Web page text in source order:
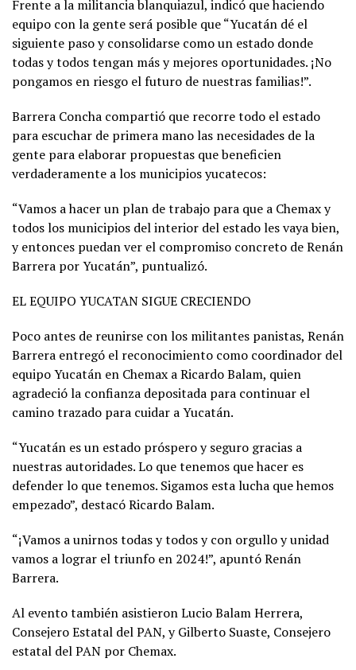
Frente a la militancia blanquiazul, indicó que haciendo
equipo con la gente será posible que “Yucatán dé el
siguiente paso y consolidarse como un estado donde
todas y todos tengan más y mejores oportunidades. ¡No
pongamos en riesgo el futuro de nuestras familias!”.
Barrera Concha compartió que recorre todo el estado
para escuchar de primera mano las necesidades de la
gente para elaborar propuestas que beneficien
verdaderamente a los municipios yucatecos:
“Vamos a hacer un plan de trabajo para que a Chemax y
todos los municipios del interior del estado les vaya bien,
y entonces puedan ver el compromiso concreto de Renán
Barrera por Yucatán”, puntualizó.
EL EQUIPO YUCATAN SIGUE CRECIENDO
Poco antes de reunirse con los militantes panistas, Renán
Barrera entregó el reconocimiento como coordinador del
equipo Yucatán en Chemax a Ricardo Balam, quien
agradeció la confianza depositada para continuar el
camino trazado para cuidar a Yucatán.
“Yucatán es un estado próspero y seguro gracias a
nuestras autoridades. Lo que tenemos que hacer es
defender lo que tenemos. Sigamos esta lucha que hemos
empezado”, destacó Ricardo Balam.
“¡Vamos a unirnos todas y todos y con orgullo y unidad
vamos a lograr el triunfo en 2024!”, apuntó Renán
Barrera.
Al evento también asistieron Lucio Balam Herrera,
Consejero Estatal del PAN, y Gilberto Suaste, Consejero
estatal del PAN por Chemax.